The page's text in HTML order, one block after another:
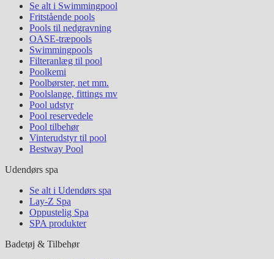
Se alt i Swimmingpool
Fritstående pools
Pools til nedgravning
OASE-træpools
Swimmingpools
Filteranlæg til pool
Poolkemi
Poolbørster, net mm.
Poolslange, fittings mv
Pool udstyr
Pool reservedele
Pool tilbehør
Vinterudstyr til pool
Bestway Pool
Udendørs spa
Se alt i Udendørs spa
Lay-Z Spa
Oppustelig Spa
SPA produkter
Badetøj & Tilbehør